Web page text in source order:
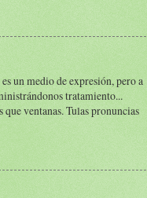
un medio de expresión, pero a
tratamiento...
ventanas. Tulas pronuncias